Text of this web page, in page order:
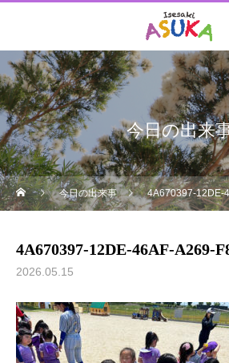
今日の出来
今日の出来事 4A670397-12DE-
4A670397-12DE-46AF-A269-
2026.05.15